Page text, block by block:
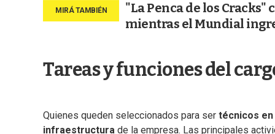
"La Penca de los
mientras el Mundial
Tareas y funciones del
Quienes queden seleccionados para ser técnicos
infraestructura de la empresa. Las principales